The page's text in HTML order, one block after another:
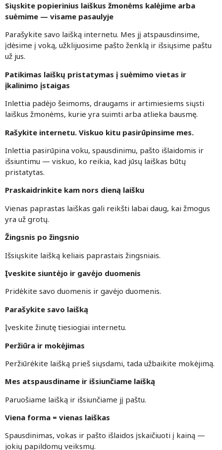
Siųskite popierinius laiškus žmonėms kalėjime arba
suėmime — visame pasaulyje
Parašykite savo laišką internetu. Mes jį atspausdinsime,
įdėsime į voką, užklijuosime pašto ženklą ir išsiųsime paštu
už jus.
Patikimas laiškų pristatymas į suėmimo vietas ir
įkalinimo įstaigas
Inlettia padėjo šeimoms, draugams ir artimiesiems siųsti
laiškus žmonėms, kurie yra suimti arba atlieka bausmę.
Rašykite internetu. Viskuo kitu pasirūpinsime mes.
Inlettia pasirūpina voku, spausdinimu, pašto išlaidomis ir
išsiuntimu — viskuo, ko reikia, kad jūsų laiškas būtų
pristatytas.
Praskaidrinkite kam nors dieną laišku
Vienas paprastas laiškas gali reikšti labai daug, kai žmogus
yra už grotų.
Žingsnis po žingsnio
Išsiųskite laišką keliais paprastais žingsniais.
Įveskite siuntėjo ir gavėjo duomenis
Pridėkite savo duomenis ir gavėjo duomenis.
Parašykite savo laišką
Įveskite žinutę tiesiogiai internetu.
Peržiūra ir mokėjimas
Peržiūrėkite laišką prieš siųsdami, tada užbaikite mokėjimą.
Mes atspausdiname ir išsiunčiame laišką
Paruošiame laišką ir išsiunčiame jį paštu.
Viena forma = vienas laiškas
Spausdinimas, vokas ir pašto išlaidos įskaičiuoti į kainą —
jokių papildomų veiksmų.